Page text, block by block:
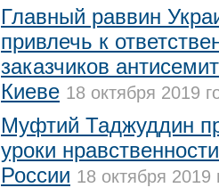
Главный раввин
привлечь к
заказчиков
Киеве 18 октября 2019
Муфтий Таджуддин
уроки
России 18 октября 2019